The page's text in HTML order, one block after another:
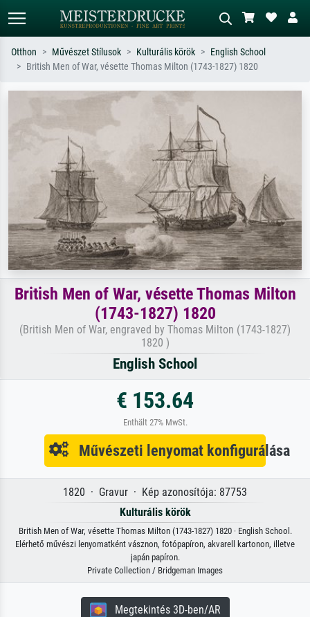
Keressen művész, műcím vagy stílus
szerint – pl. Monet, Csillagos éj,
impresszionizmus, Hokusai-hullám,
akt.
piros absztrakt, sötét olajkép, álló akt
egy fa mellett.
Otthon Művészet Stílusok Kulturális körök
English School
British Men of War, vésette Thomas Milton (1743-1827) 1820
British Men of War, vésette Thomas Milton
(1743-1827) 1820
(British Men of War, engraved by Thomas Milton (1743-1827)
1820 )
English School
€ 153.64
Enthält 27% MwSt.
Művészeti lenyomat konfigurálása
1820 · Gravur · Kép azonosítója: 87753
Kulturális körök
British Men of War, vésette Thomas Milton (1743-1827) 1820 · English School.
Elérhető művészi lenyomatként vásznon, fotópapíron, akvarell kartonon, illetve
japán papíron.
Private Collection / Bridgeman Images
Megtekintés 3D-ben/AR